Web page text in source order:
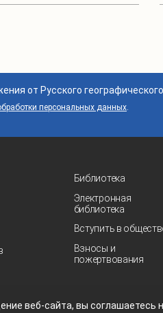
от Русского
персональных данных.
Библиотека
Электронная
библиотека
Вступить в
Взносы и
пожертвования
веб-сайта, вы соглашаетесь